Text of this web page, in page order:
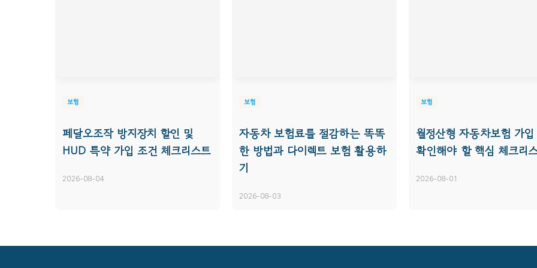
보험
페달오조작 방지장치 할인 및
HUD 특약 가입 조건 체크리스트
2026-08-04
보험
자동차 보험료를 절감하는 똑똑
한 방법과 다이렉트 보험 활용하
기
2026-08-03
보험
월정산형 자동차보험 가
확인해야 할 핵심 체크리
2026-08-01